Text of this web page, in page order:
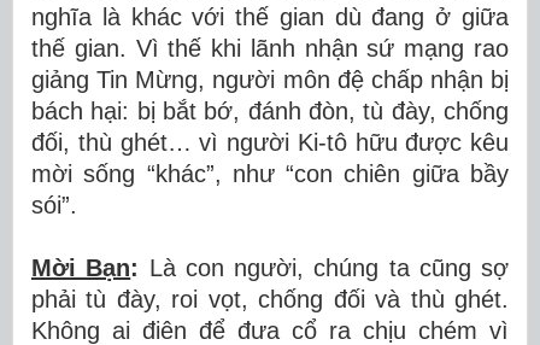
nghĩa là khác với thế gian dù đang ở giữa
thế gian. Vì thế khi lãnh nhận sứ mạng rao
giảng Tin Mừng, người môn đệ chấp nhận bị
bách hại: bị bắt bớ, đánh đòn, tù đày, chống
đối, thù ghét… vì người Ki-tô hữu được kêu
mời sống “khác”, như “con chiên giữa bầy
sói”.
Mời Bạn: Là con người, chúng ta cũng sợ
phải tù đày, roi vọt, chống đối và thù ghét.
Không ai điên để đưa cổ ra chịu chém vì